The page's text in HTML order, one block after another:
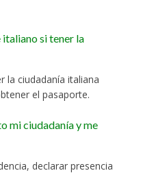
si tener la
la ciudadanía italiana
el pasaporte.
mi ciudadanía y me
declarar presencia